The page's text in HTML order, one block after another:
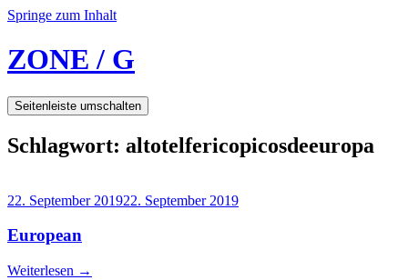
Springe zum Inhalt
ZONE / G
Seitenleiste umschalten
Schlagwort: altotelfericopicosdeeuropa
22. September 201922. September 2019
European
Weiterlesen →